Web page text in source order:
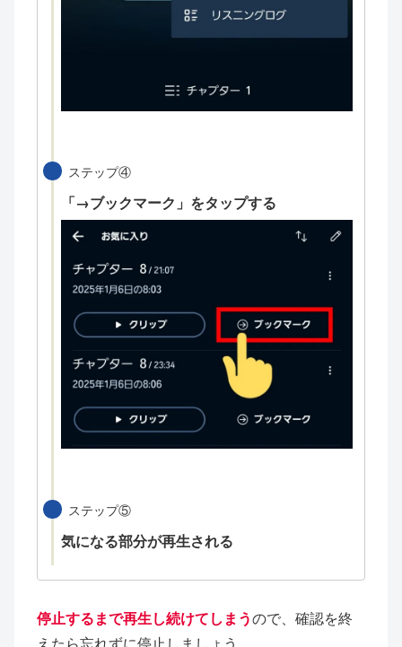
ステップ④
「→ブックマーク」をタップする
ステップ⑤
気になる部分が再生される
停止するまで再生し続けてしまうので、確認を終